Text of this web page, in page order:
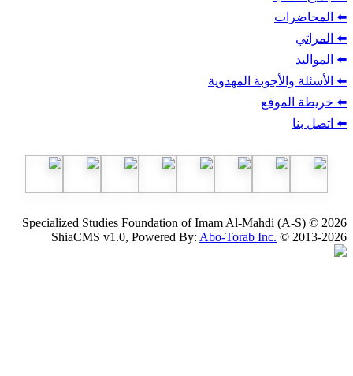
المهدوية
Specialized Studies Foundation of Imam Al-
ShiaCMS v1.0, Powered By:Abo-Torab Inc.